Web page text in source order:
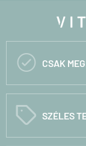
 CSAK
C SZÉLES